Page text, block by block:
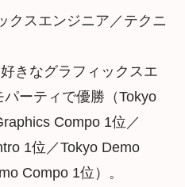
クスエンジニア／テクニ
きなグラフィックスエ
ーティで優勝（Tokyo
Compo 1位／
1位／Tokyo Demo
Compo 1位）。